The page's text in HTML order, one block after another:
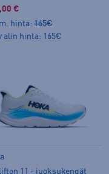
€
hinta: 165€
alin hinta: 165€
11 - juoksukengät